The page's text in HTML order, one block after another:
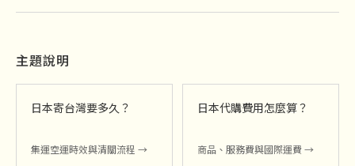
主題說明
日本寄台灣要多久？
集運空運時效與清關流程 →
日本代購費用怎麼算？
商品、服務費與國際運費 →